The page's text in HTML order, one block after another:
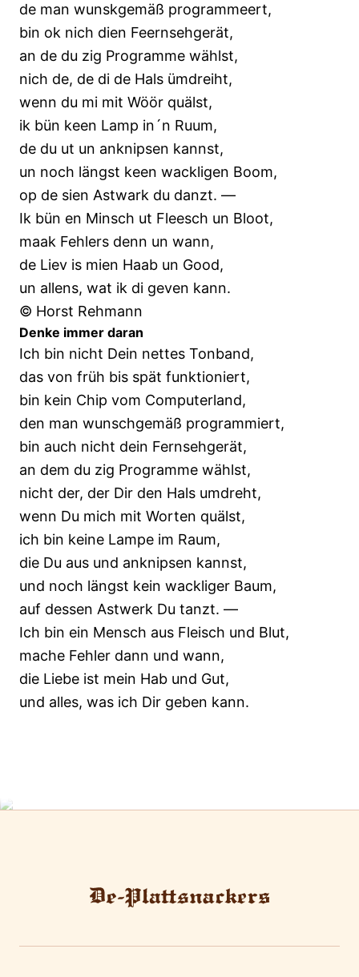
de man wunskgemäß programmeert,
bin ok nich dien Feernsehgerät,
an de du zig Programme wählst,
nich de, de di de Hals ümdreiht,
wenn du mi mit Wöör quälst,
ik bün keen Lamp in´n Ruum,
de du ut un anknipsen kannst,
un noch längst keen wackligen Boom,
op de sien Astwark du danzt. —
Ik bün en Minsch ut Fleesch un Bloot,
maak Fehlers denn un wann,
de Liev is mien Haab un Good,
un allens, wat ik di geven kann.
© Horst Rehmann
Denke immer daran
Ich bin nicht Dein nettes Tonband,
das von früh bis spät funktioniert,
bin kein Chip vom Computerland,
den man wunschgemäß programmiert,
bin auch nicht dein Fernsehgerät,
an dem du zig Programme wählst,
nicht der, der Dir den Hals umdreht,
wenn Du mich mit Worten quälst,
ich bin keine Lampe im Raum,
die Du aus und anknipsen kannst,
und noch längst kein wackliger Baum,
auf dessen Astwerk Du tanzt. —
Ich bin ein Mensch aus Fleisch und Blut,
mache Fehler dann und wann,
die Liebe ist mein Hab und Gut,
und alles, was ich Dir geben kann.